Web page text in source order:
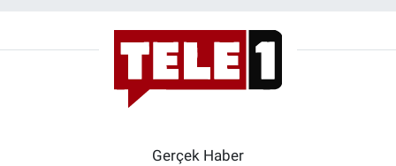
Gerçek Haber